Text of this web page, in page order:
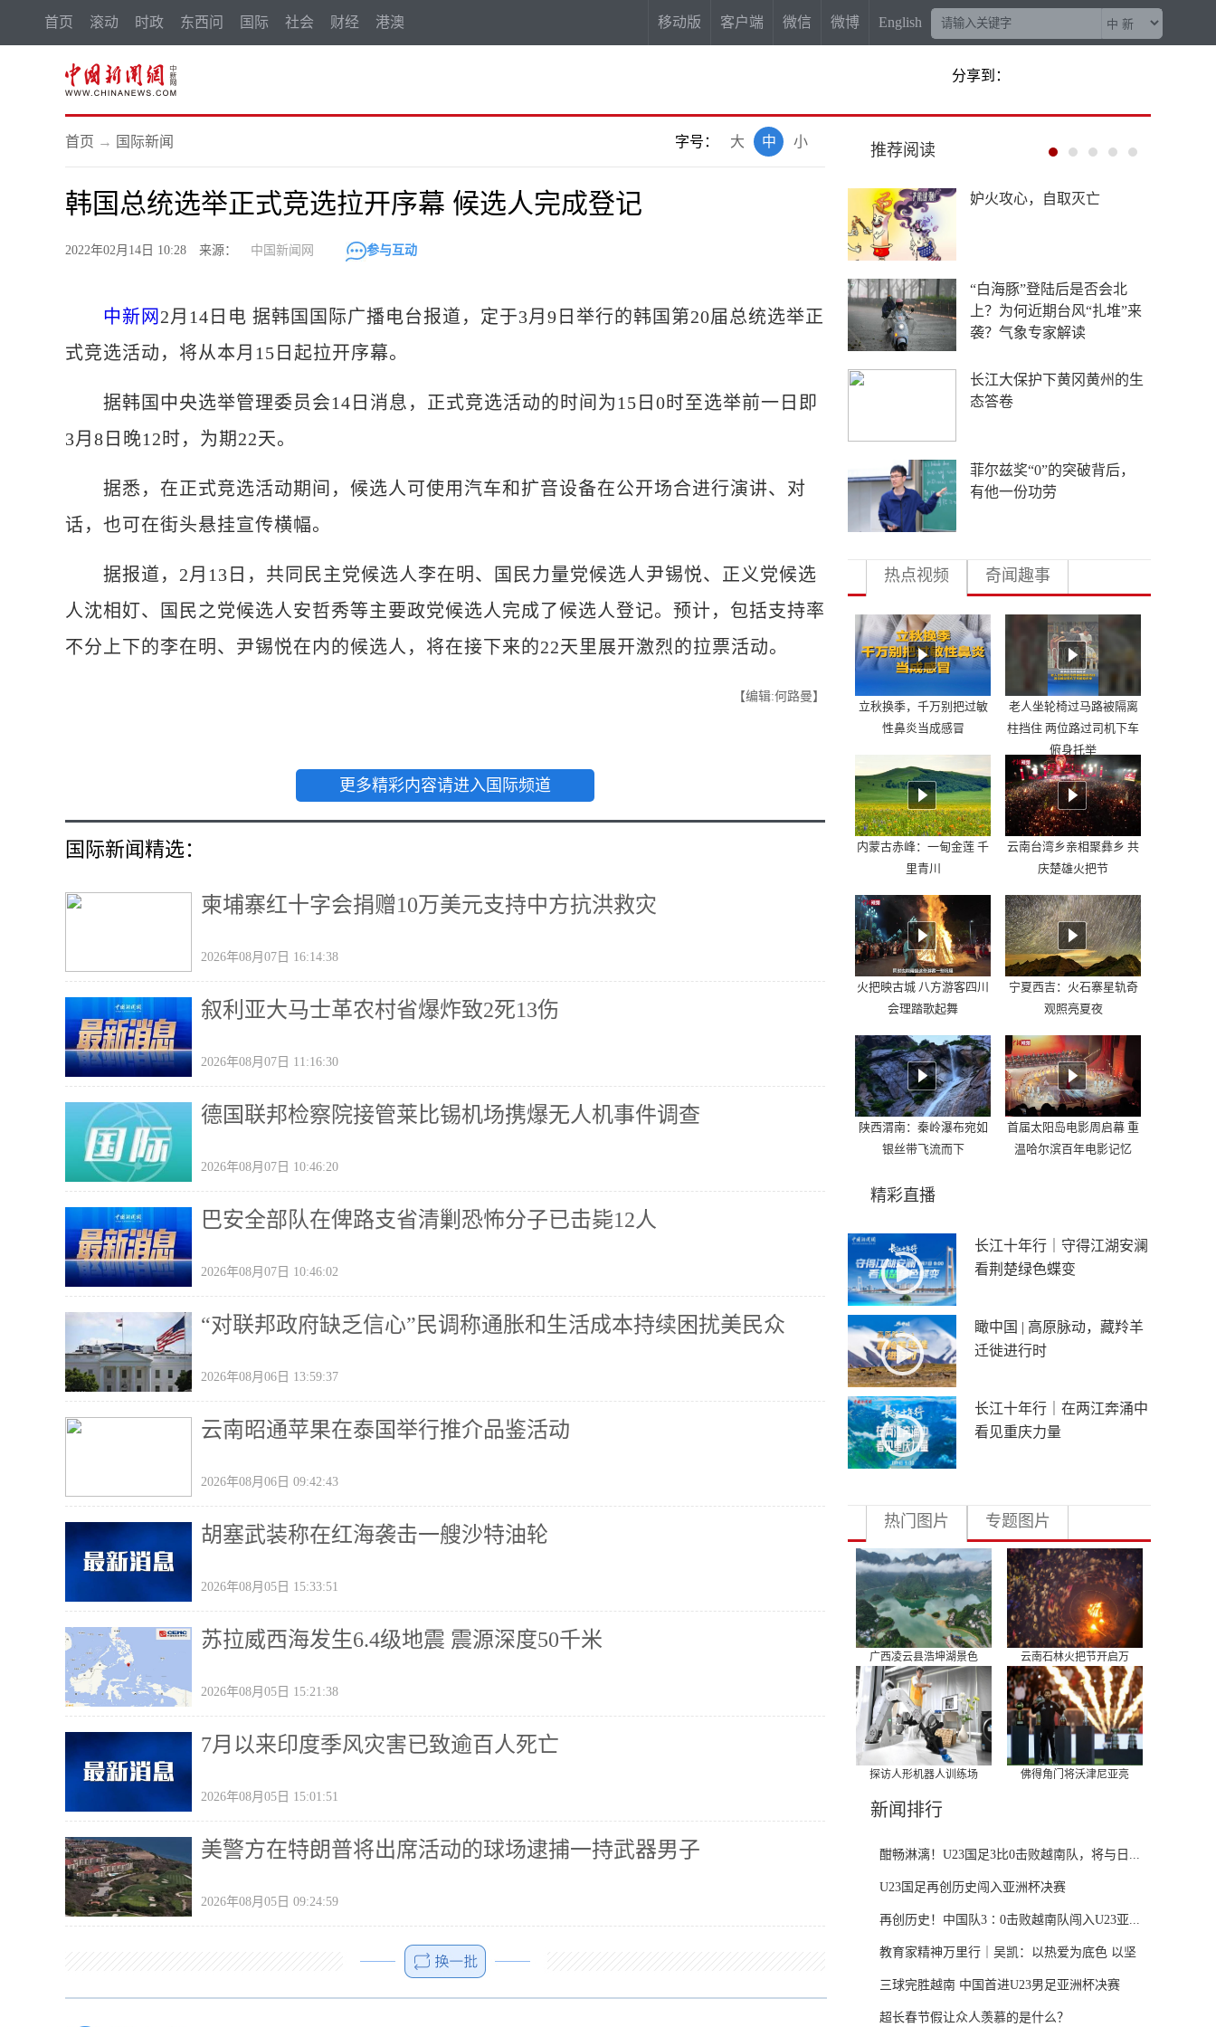
首页 滚动 时政 东西问 国际 社会 财经 港澳 移动版 客户端 微信 微博 English
分享到：
首页 → 国际新闻 字号： 小
中
大
韩国总统选举正式竞选拉开序幕 候选人完成登记
2022年02月14日 10:28 来源： 中国新闻网 参与互动
中新网 2月14日电 据韩国国际广播电台报道，定于3月9日举行的韩国第20届总统选举正
式竞选活动，将从本月15日起拉开序幕。
据韩国中央选举管理委员会14日消息，正式竞选活动的时间为15日0时至选举前一日即
3月8日晚12时，为期22天。
据悉，在正式竞选活动期间，候选人可使用汽车和扩音设备在公开场合进行演讲、对
话，也可在街头悬挂宣传横幅。
据报道，2月13日，共同民主党候选人李在明、国民力量党候选人尹锡悦、正义党候选
人沈相奵、国民之党候选人安哲秀等主要政党候选人完成了候选人登记。预计，包括支持率
不分上下的李在明、尹锡悦在内的候选人，将在接下来的22天里展开激烈的拉票活动。
【编辑:何路曼】
更多精彩内容请进入国际频道
国际新闻精选：
柬埔寨红十字会捐赠10万美元支持中方抗洪救灾
2026年08月07日 16:14:38
叙利亚大马士革农村省爆炸致2死13伤
2026年08月07日 11:16:30
德国联邦检察院接管莱比锡机场携爆无人机事件调查
2026年08月07日 10:46:20
巴安全部队在俾路支省清剿恐怖分子已击毙12人
2026年08月07日 10:46:02
“对联邦政府缺乏信心”民调称通胀和生活成本持续困扰美民众
2026年08月06日 13:59:37
云南昭通苹果在泰国举行推介品鉴活动
2026年08月06日 09:42:43
胡塞武装称在红海袭击一艘沙特油轮
2026年08月05日 15:33:51
苏拉威西海发生6.4级地震 震源深度50千米
2026年08月05日 15:21:38
7月以来印度季风灾害已致逾百人死亡
2026年08月05日 15:01:51
美警方在特朗普将出席活动的球场逮捕一持武器男子
2026年08月05日 09:24:59
推荐阅读
妒火攻心，自取灭亡
“白海豚”登陆后是否会北
上？为何近期台风“扎堆”来
袭？气象专家解读
长江大保护下黄冈黄州的生
态答卷
菲尔兹奖“0”的突破背后，
有他一份功劳
热点视频 奇闻趣事
立秋换季，千万别把过敏
性鼻炎当成感冒
老人坐轮椅过马路被隔离
柱挡住 两位路过司机下车
俯身托举
内蒙古赤峰：一甸金莲 千
里青川
云南台湾乡亲相聚彝乡 共
庆楚雄火把节
火把映古城 八方游客四川
会理踏歌起舞
宁夏西吉：火石寨星轨奇
观照亮夏夜
陕西渭南：秦岭瀑布宛如
银丝带飞流而下
首届太阳岛电影周启幕 重
温哈尔滨百年电影记忆
精彩直播
长江十年行｜守得江湖安澜
看荆楚绿色蝶变
瞰中国 | 高原脉动，藏羚羊
迁徙进行时
长江十年行｜在两江奔涌中
看见重庆力量
热门图片 专题图片
广西凌云县浩坤湖景色 云南石林火把节开启万
探访人形机器人训练场 佛得角门将沃津尼亚亮
新闻排行
酣畅淋漓！U23国足3比0击败越南队，将与日...
U23国足再创历史闯入亚洲杯决赛
再创历史！中国队3∶0击败越南队闯入U23亚...
教育家精神万里行｜吴凯：以热爱为底色 以坚
守...
三球完胜越南 中国首进U23男足亚洲杯决赛
超长春节假让众人羡慕的是什么？